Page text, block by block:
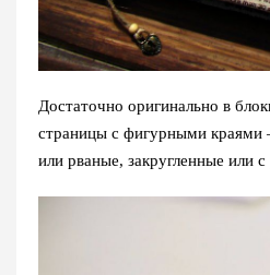
Достаточно оригинально в
страницы с фигурными краями
или рваные, закругленные или